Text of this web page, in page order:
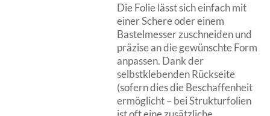
Die Folie lässt sich einfach mit
einer Schere oder einem
Bastelmesser zuschneiden und
präzise an die gewünschte Form
anpassen. Dank der
selbstklebenden Rückseite
(sofern dies die Beschaffenheit
ermöglicht – bei Strukturfolien